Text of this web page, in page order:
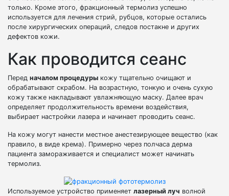
только. Кроме этого, фракционный термолиз успешно
используется для лечения стрий, рубцов, которые остались
после хирургических операций, следов постакне и других
дефектов кожи.
Как проводится сеанс
Перед началом процедуры кожу тщательно очищают и
обрабатывают скрабом. На возрастную, тонкую и очень сухую
кожу также накладывают увлажняющую маску. Далее врач
определяет продолжительность времени воздействия,
выбирает настройки лазера и начинает проводить сеанс.
На кожу могут нанести местное анестезирующее вещество (как
правило, в виде крема). Примерно через полчаса дерма
пациента замораживается и специалист может начинать
термолиз.
Используемое устройство применяет лазерный луч волной